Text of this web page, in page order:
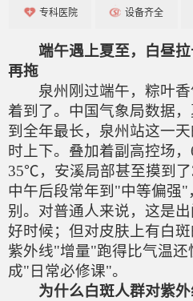
专科医院 设备齐全
端午遇上夏至，白昼
再拖
泉州刚过端午，粽叶香
着到了。中国气象局数据
到全年最长，泉州站这一
时上下。叠加着副高控场
35℃，安溪局部甚至摸到
中午后段常年到"中等偏强
别。对普通人来说，这是
好时候；但对皮肤上有白
紫外线"增量"跑得比气温
成"日常必修课"。
为什么白斑人群对紫外